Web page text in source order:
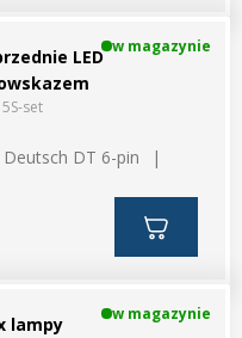
LED
set
w magazynie
Deutsch DT 6-pin
lampy
w magazynie